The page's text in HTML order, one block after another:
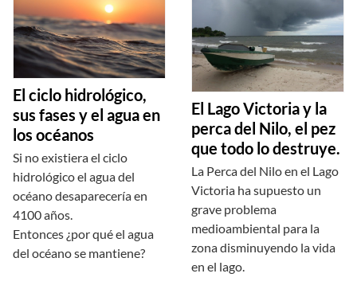
El ciclo hidrológico,
sus fases y el agua en
los océanos
Si no existiera el ciclo
hidrológico el agua del
océano desaparecería en
4100 años.
Entonces ¿por qué el agua
del océano se mantiene?
El Lago Victoria y la
perca del Nilo, el pez
que todo lo destruye.
La Perca del Nilo en el Lago
Victoria ha supuesto un
grave problema
medioambiental para la
zona disminuyendo la vida
en el lago.